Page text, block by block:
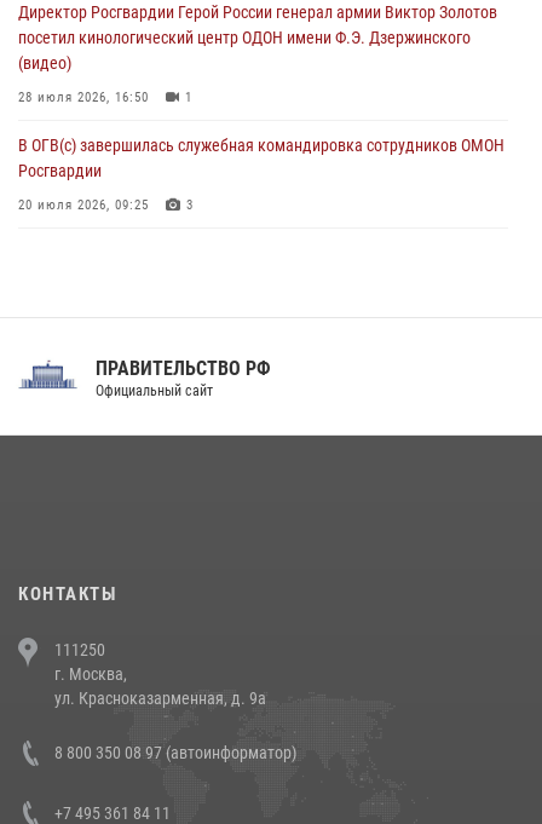
06 августа 2026, 10:13 1
Директор Росгвардии Герой России генерал армии Виктор Золотов
посетил кинологический центр ОДОН имени Ф.Э. Дзержинского
(видео)
28 июля 2026, 16:50 1
В ОГВ(с) завершилась служебная командировка сотрудников ОМОН
Росгвардии
20 июля 2026, 09:25 3
Праздник «Один день с Росгвардией» к 105-летию Центрального
напавших на бригаду скорой помощи (видео)
14 июля 2026, 12:20
В Росгвардии прошла военно-научная конференция по обобщению
боевого опыта
ПРАВИТЕЛЬСТВО РФ
Официальный сайт
КОНТАКТЫ
111250
г. Москва,
ул. Красноказарменная, д. 9а
8 800 350 08 97 (автоинформатор)
+7 495 361 84 11